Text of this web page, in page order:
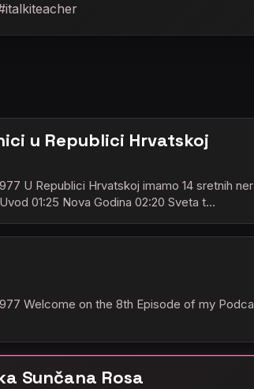
u Republici Hrvatskoj
U Republici Hrvatskoj imamo 14 sretnih
01:25 Nova Godina 02:20 Sveta t…
Welcome on the 8th Episode of my
Sunčana Rosa